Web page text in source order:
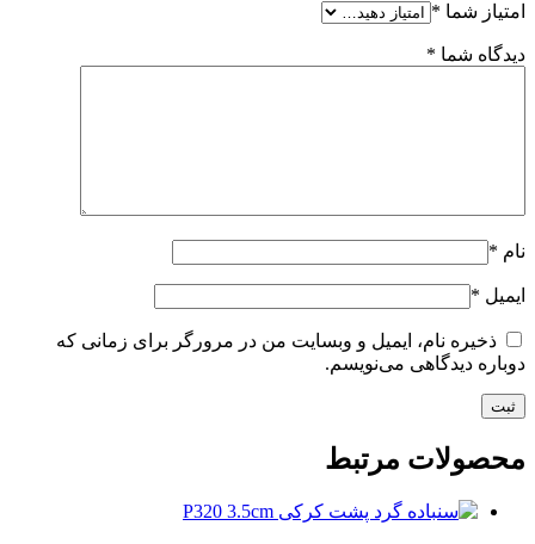
امتیاز شما *
دیدگاه شما *
نام *
ایمیل *
ذخیره نام، ایمیل و وبسایت من در مرورگر برای زمانی که
دوباره دیدگاهی می‌نویسم.
محصولات مرتبط